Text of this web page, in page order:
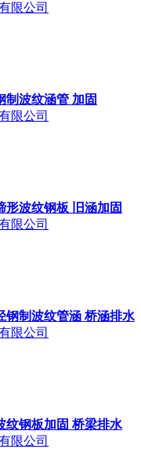
限公司
制波纹涵管 加固
限公司
形波纹钢板 旧涵加固
限公司
钢制波纹管涵 桥涵排水
限公司
纹钢板加固 桥梁排水
限公司